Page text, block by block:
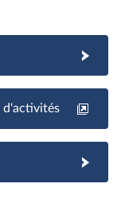
d'activités